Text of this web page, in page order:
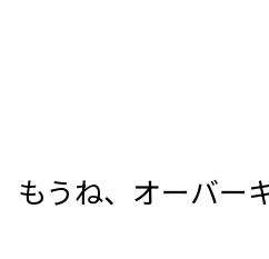
もうね、オーバー